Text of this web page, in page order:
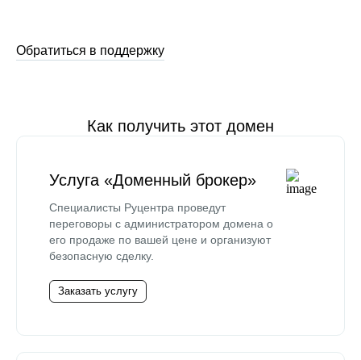
Обратиться в поддержку
Как получить этот домен
Услуга «Доменный брокер»
Специалисты Руцентра проведут
переговоры с администратором домена о
его продаже по вашей цене и организуют
безопасную сделку.
Заказать услугу